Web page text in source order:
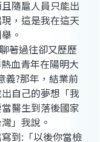
隨扈人員只能出
，這是我在這天
。
著過往卻又歷歷
血青年在陽明大
義?那年，結業前
自己的夢想「我
醫生到落後國家
」我說。
到:「以後你當檢